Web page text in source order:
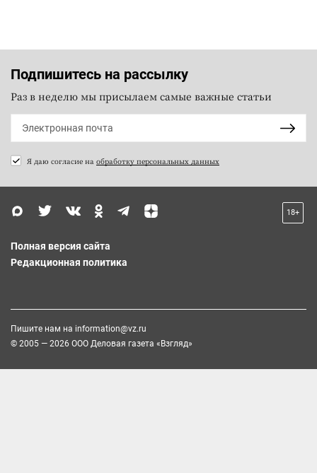
Подпишитесь на рассылку
Раз в неделю мы присылаем самые важные статьи
Я даю согласие на обработку персональных данных
18+
Полная версия сайта
Редакционная политика
Пишите нам на information@vz.ru
© 2005 — 2026 ООО Деловая газета «Взгляд»